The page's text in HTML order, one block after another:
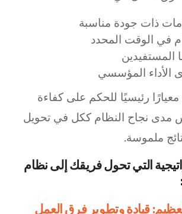
ذات جودة مناسبة
في الوقت المحدد
المستفيدين
الأداء المؤسسي
رئيسيًا للحكم على كفاءة
مدى نجاح النظام ككل في تحويل
ملموسة.
التي تحول فريقك إلى نظام
قيادة وتطوير فرق العمل